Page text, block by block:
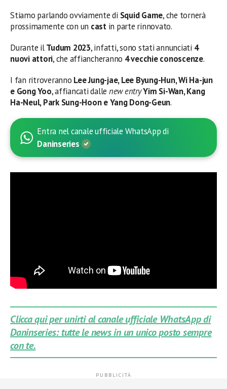
Stiamo parlando ovviamente di Squid Game, che tornerà
prossimamente con un castin parte rinnovato.
Durante ilTudum 2023, infatti, sono stati annunciati 4
nuovi attori, che affiancheranno 4 vecchie conoscenze.
I fan ritroveranno Lee Jung-jae, Lee Byung-Hun, Wi Ha-jun
e Gong Yoo, affiancati dalle new entryYim Si-Wan, Kang
Ha-Neul, Park Sung-Hoon e Yang Dong-Geun.
Entra nel canale ufficiale WhatsApp di
Daninseries
Clicca qui per unirti al canale ufficiale WhatsApp di
Daninseries: tutte le news in un unico posto sempre
con te.